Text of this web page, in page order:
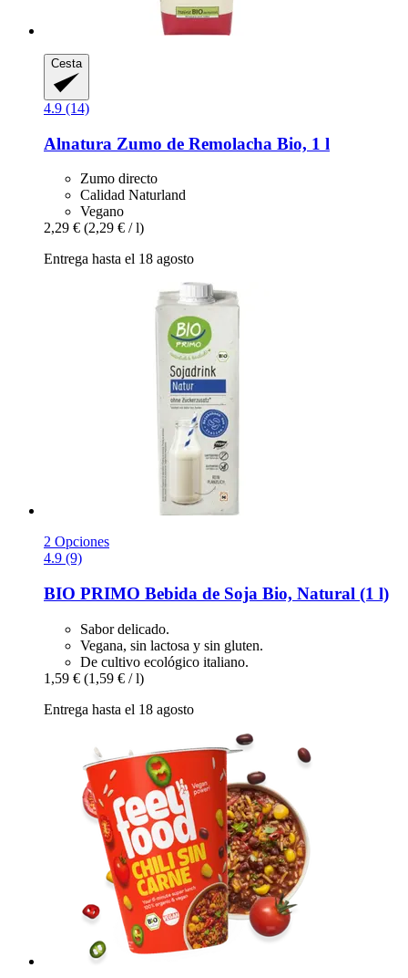
Cesta
4.9 (14)
Alnatura Zumo de Remolacha Bio, 1 l
Zumo directo
Calidad Naturland
Vegano
2,29 € (2,29 € / l)
Entrega hasta el 18 agosto
2 Opciones
4.9 (9)
BIO PRIMO Bebida de Soja Bio, Natural (1 l)
Sabor delicado.
Vegana, sin lactosa y sin gluten.
De cultivo ecológico italiano.
1,59 € (1,59 € / l)
Entrega hasta el 18 agosto